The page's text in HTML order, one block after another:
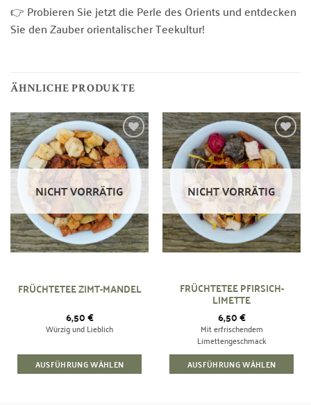
👉 Probieren Sie jetzt die Perle des Orients und entdecken
Sie den Zauber orientalischer Teekultur!
ÄHNLICHE PRODUKTE
Zur
Wunschliste
hinzufügen
NICHT VORRÄTIG
FRÜCHTETEE ZIMT-MANDEL
6,50€
Würzig und Lieblich
AUSFÜHRUNG WÄHLEN
Zur
Wunschliste
hinzufügen
NICHT VORRÄTIG
FRÜCHTETEE PFIRSICH-
LIMETTE
6,50€
Mit erfrischendem
Limettengeschmack
AUSFÜHRUNG WÄHLEN